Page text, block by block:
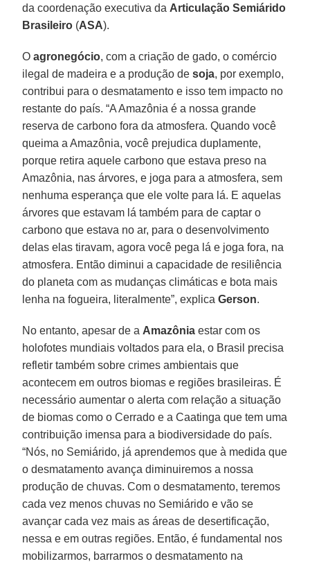
da coordenação executiva da Articulação Semiárido
Brasileiro (ASA).
Oagronegócio, com a criação de gado, o comércio
ilegal de madeira e a produção desoja, por exemplo,
contribui para o desmatamento e isso tem impacto no
restante do país. “A Amazônia é a nossa grande
reserva de carbono fora da atmosfera. Quando você
queima a Amazônia, você prejudica duplamente,
porque retira aquele carbono que estava preso na
Amazônia, nas árvores, e joga para a atmosfera, sem
nenhuma esperança que ele volte para lá. E aquelas
árvores que estavam lá também para de captar o
carbono que estava no ar, para o desenvolvimento
delas elas tiravam, agora você pega lá e joga fora, na
atmosfera. Então diminui a capacidade de resiliência
do planeta com as mudanças climáticas e bota mais
lenha na fogueira, literalmente”, explicaGerson.
No entanto, apesar de a Amazônia estar com os
holofotes mundiais voltados para ela, o Brasil precisa
refletir também sobre crimes ambientais que
acontecem em outros biomas e regiões brasileiras. É
necessário aumentar o alerta com relação a situação
de biomas como o Cerrado e a Caatinga que tem uma
contribuição imensa para a biodiversidade do país.
“Nós, no Semiárido, já aprendemos que à medida que
o desmatamento avança diminuiremos a nossa
produção de chuvas. Com o desmatamento, teremos
cada vez menos chuvas no Semiárido e vão se
avançar cada vez mais as áreas de desertificação,
nessa e em outras regiões. Então, é fundamental nos
mobilizarmos, barrarmos o desmatamento na